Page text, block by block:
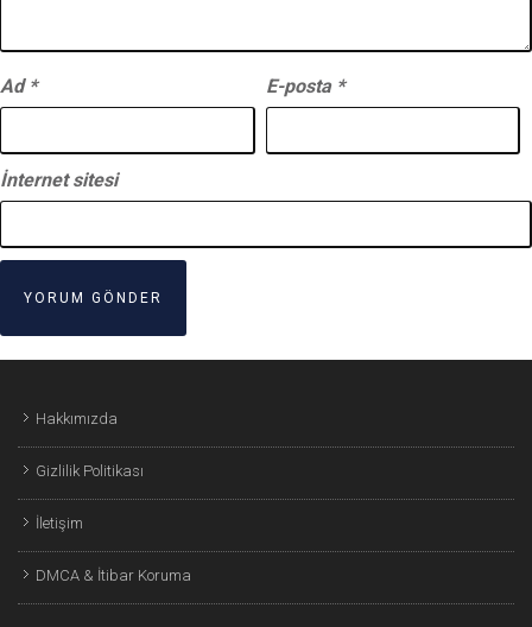
Ad * E-posta *
İnternet sitesi
Hakkımızda
Gizlilik Politikası
İletişim
DMCA & İtibar Koruma